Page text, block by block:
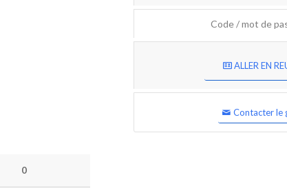
0
Code / mot de
ALLER EN
Contacter le